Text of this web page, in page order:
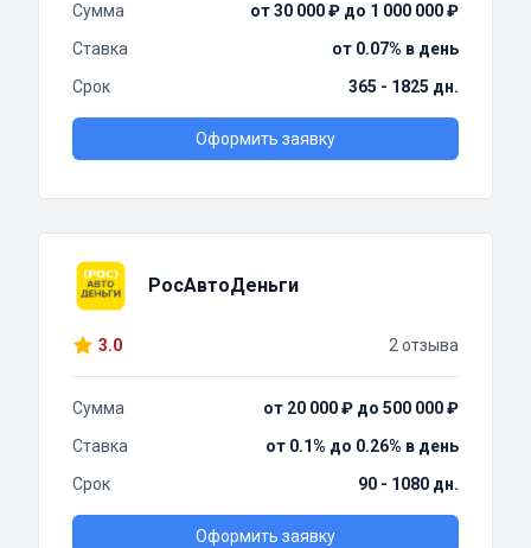
Сумма
от 30 000 ₽ до 1 000 000 ₽
Ставка
от 0.07% в день
Срок
365 - 1825 дн.
Оформить заявку
РосАвтоДеньги
3.0 2 отзыва
Сумма
от 20 000 ₽ до 500 000 ₽
Ставка
от 0.1% до 0.26% в день
Срок
90 - 1080 дн.
Оформить заявку